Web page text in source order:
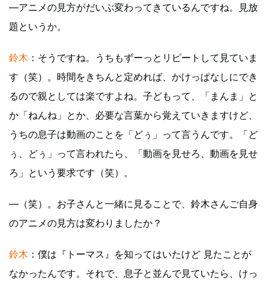
―アニメの見方がだいぶ変わってきているんですね。見放
題というか。
鈴木 ：そうですね。うちもずーっとリピートして見ていま
す（笑）。時間をきちんと定めれば、かけっぱなしにでき
るので親としては楽ですよね。子どもって、「まんま」と
か「ねんね」とか、必要な言葉から覚えていきますけど、
うちの息子は動画のことを「どぅ」って言うんです。「ど
ぅ、どぅ」って言われたら、「動画を見せろ、動画を見せ
ろ」という要求です（笑）。
―（笑）。お子さんと一緒に見ることで、鈴木さんご自身
のアニメの見方は変わりましたか？
鈴木 ：僕は『トーマス』を知ってはいたけど 見たことが
なかったんです。それで、息子と並んで見ていたら、けっ